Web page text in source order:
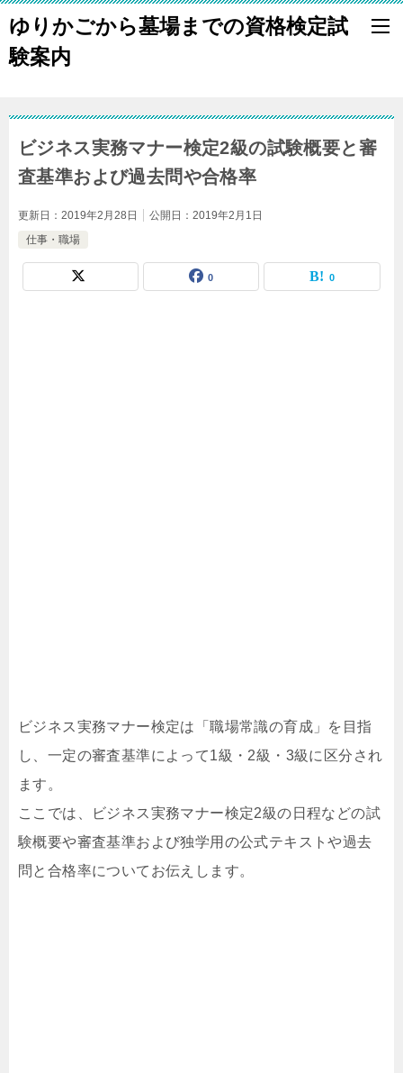
ゆりかごから墓場までの資格検定試
験案内
ビジネス実務マナー検定2級の試験概要と審
査基準および過去問や合格率
更新日： 2019年2月28日 公開日： 2019年2月1日
仕事・職場
0 0
ビジネス実務マナー検定は「職場常識の育成」を目指
し、一定の審査基準によって1級・2級・3級に区分され
ます。
ここでは、ビジネス実務マナー検定2級の日程などの試
験概要や審査基準および独学用の公式テキストや過去
問と合格率についてお伝えします。